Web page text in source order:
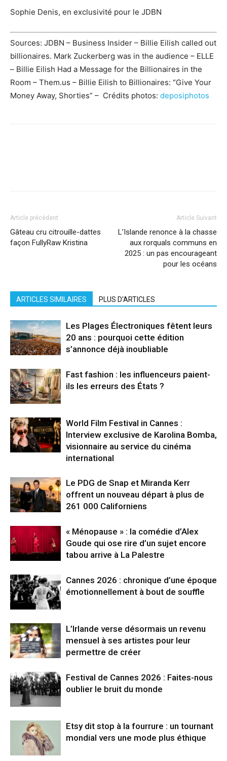
Sophie Denis, en exclusivité pour le JDBN
Sources: JDBN – Business Insider – Billie Eilish called out
billionaires. Mark Zuckerberg was in the audience – ELLE
– Billie Eilish Had a Message for the Billionaires in the
Room – Them.us – Billie Eilish to Billionaires: “Give Your
Money Away, Shorties” – Crédits photos: deposiphotos
Article précédent
Gâteau cru citrouille-dattes
façon FullyRaw Kristina
Article Suivant
L’Islande renonce à la chasse
aux rorquals communs en
2025 : un pas encourageant
pour les océans
ARTICLES SIMILAIRES PLUS D'ARTICLES
Les Plages Électroniques fêtent leurs
20 ans : pourquoi cette édition
s’annonce déjà inoubliable
Fast fashion : les influenceurs paient-
ils les erreurs des États ?
World Film Festival in Cannes :
Interview exclusive de Karolina Bomba,
visionnaire au service du cinéma
international
Le PDG de Snap et Miranda Kerr
offrent un nouveau départ à plus de
261 000 Californiens
« Ménopause » : la comédie d’Alex
Goude qui ose rire d’un sujet encore
tabou arrive à La Palestre
Cannes 2026 : chronique d’une époque
émotionnellement à bout de souffle
L’Irlande verse désormais un revenu
mensuel à ses artistes pour leur
permettre de créer
Festival de Cannes 2026 : Faites-nous
oublier le bruit du monde
Etsy dit stop à la fourrure : un tournant
mondial vers une mode plus éthique